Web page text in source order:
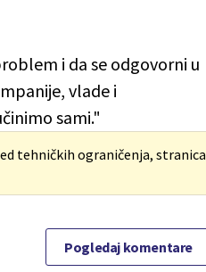
i da se odgovorni u
vlade i
sami."
tehničkih ograničenja, stranica
Pogledaj komentare